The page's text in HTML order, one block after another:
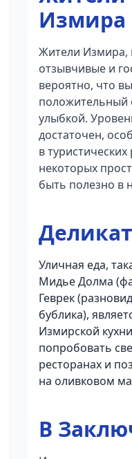
Измира
Жители Измира,
отзывчивые и
вероятно, что
положительный
улыбкой.
достаточен,
в
некоторых
быть полезно в
Уличная еда,
Мидье Долма
Геврек
бублика),
Измирской
попробовать
ресторанах и
на оливковом
В